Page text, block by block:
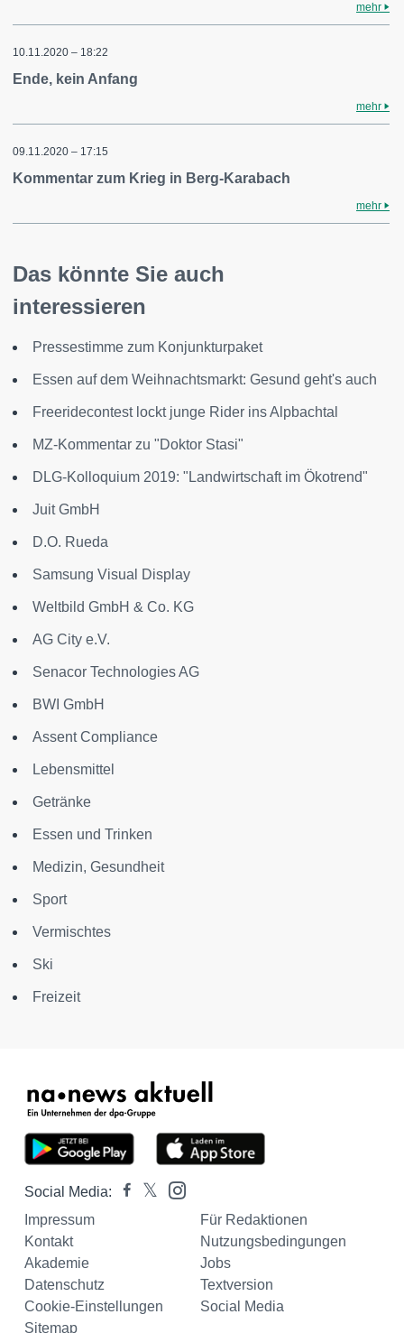
mehr
10.11.2020 – 18:22
Ende, kein Anfang
mehr
09.11.2020 – 17:15
Kommentar zum Krieg in Berg-Karabach
mehr
Das könnte Sie auch
interessieren
Pressestimme zum Konjunkturpaket
Essen auf dem Weihnachtsmarkt: Gesund geht's auch
Freeridecontest lockt junge Rider ins Alpbachtal
MZ-Kommentar zu "Doktor Stasi"
DLG-Kolloquium 2019: "Landwirtschaft im Ökotrend"
Juit GmbH
D.O. Rueda
Samsung Visual Display
Weltbild GmbH & Co. KG
AG City e.V.
Senacor Technologies AG
BWI GmbH
Assent Compliance
Lebensmittel
Getränke
Essen und Trinken
Medizin, Gesundheit
Sport
Vermischtes
Ski
Freizeit
Social Media:
Impressum
Für Redaktionen
Kontakt
Nutzungsbedingungen
Akademie
Jobs
Datenschutz
Textversion
Cookie-Einstellungen
Social Media
Sitemap